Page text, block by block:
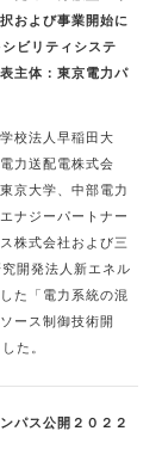
および事業開始に
ビリティシステ
主体：東京電力パ
校法人早稲田大
力送配電株式会
京大学、中部電力
ナジーパートナー
株式会社および三
開発法人新エネル
た「電力系統の混
ース制御技術開
た。
パス公開２０２２